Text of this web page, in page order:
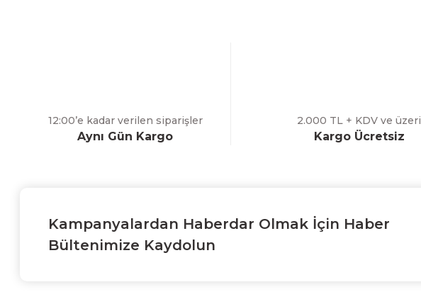
12:00’e kadar verilen siparişler
Aynı Gün Kargo
2.000 TL + KDV ve üzeri
Kargo Ücretsiz
Kampanyalardan Haberdar Olmak İçin Haber
Bültenimize Kaydolun